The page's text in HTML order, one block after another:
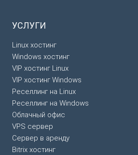
УСЛУГИ
Linux хостинг
Windows хостинг
VIP хостинг Linux
VIP хостинг Windows
Реселлинг на Linux
Реселлинг на Windows
Облачный офис
VPS сервер
Сервер в аренду
Bitrix хостинг